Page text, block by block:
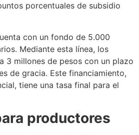
porcentuales de subsidio
con un fondo de 5.000
Mediante esta línea, los
3 millones de pesos con un plazo
de gracia. Este financiamiento,
tiene una tasa final para el
productores